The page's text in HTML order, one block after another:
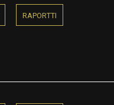
RAPORTTI